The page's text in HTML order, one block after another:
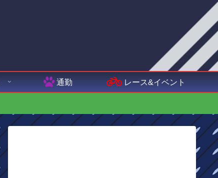
通勤 レース&イベント